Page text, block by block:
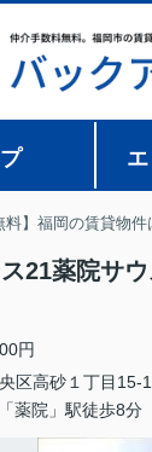
料】福岡の賃貸物
21薬院サウ
円
区高砂 １丁目15-
薬院」駅徒歩8分